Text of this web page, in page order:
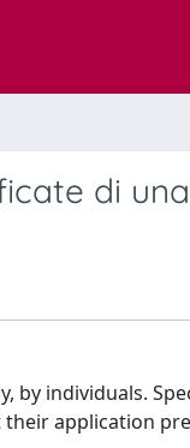
di
by individuals.
application